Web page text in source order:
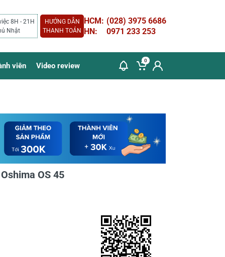
8H - 21H
Nhật
HƯỚNG DẪN
THANH TOÁN
HCM: (028) 3975 6686
HN:
0971 233 253
viên Video review
0
OS 45